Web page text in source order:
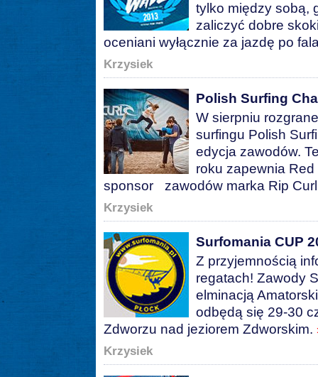
tylko między sobą,
zaliczyć dobre
oceniani wyłącznie za jazdę po
Krzysiek
Polish Surfing
W sierpniu
surfingu Polish
edycja zawodów.
roku zapewnia Red
sponsor zawodów marka Rip
Krzysiek
Surfomania CUP
Z przyjemnością
regatach! Zawody
elminacją
odbędą się 29-30
Zdworzu nad jeziorem Zdworskim.
Krzysiek